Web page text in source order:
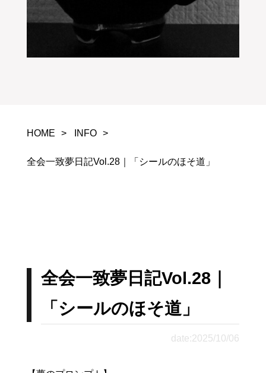
HOME INFO
全会一致夢日記Vol.28｜「シールのほそ道」
全会一致夢日記Vol.28｜
「シールのほそ道」
date:2025/10/06